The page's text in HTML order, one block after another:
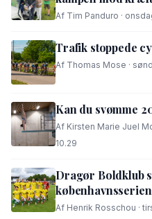
Af Tim Panduro ·
Trafik stoppede
Af Thomas Mose ·
Kan du svømme
Af Kirsten Marie Juel
10.29
Dragør Boldklub
københavnsserien
Af Henrik Rosschou ·